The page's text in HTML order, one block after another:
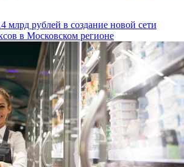
млрд рублей в создание новой сети
в Московском регионе